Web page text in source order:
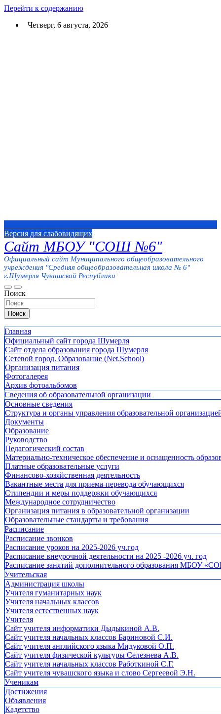
Перейти к содержанию
Четверг, 6 августа, 2026
Версия для слабовидящих
Сайт МБОУ "СОШ №6"
Официальный сайт Муниципального общеобразовательного
учреждения "Средняя общеобразовательная школа № 6"
г.Шумерля Чувашской Республики
Поиск
Поиск
Главная
Официальный сайт города Шумерля
Сайт отдела образования города Шумерля
Сетевой город. Образование (Net.School)
Организация питания
Фотогалерея
Архив фотоальбомов
Сведения об образовательной организации
Основные сведения
Структура и органы управления образовательной
Документы
Образование
Руководство
Педагогический состав
Материально-техническое обеспечение и оснащенность
Платные образовательные услуги
Финансово-хозяйственная деятельность
Вакантные места для приема-перевода обучающихся
Стипендии и меры поддержки обучающихся
Международное сотрудничество
Организация питания в образовательной организации
Образовательные стандарты и требования
Расписание
Расписание звонков
Расписание уроков на 2025-2026 уч.год
Расписание внеурочной деятельности на 2025 -2026 уч. год
Расписание занятий дополнительного образования МБОУ
Учительская
Администрация школы
Учителя гуманитарных наук
Учителя начальных классов
Учителя естественных наук
Учителя
Cайт учителя информатики Дыдыкиной А.В.
Сайт учителя начальных классов Бариновой С.И.
Сайт учителя английского языка Мидуковой О.П.
Сайт учителя физической культуры Селезнева А.В.
Сайт учителя начальных классов Работкиной С.Г.
Сайт учителя чувашского языка и слово Сергеевой Э.Н.
Ученикам
Достижения
Объявления
Кадетство